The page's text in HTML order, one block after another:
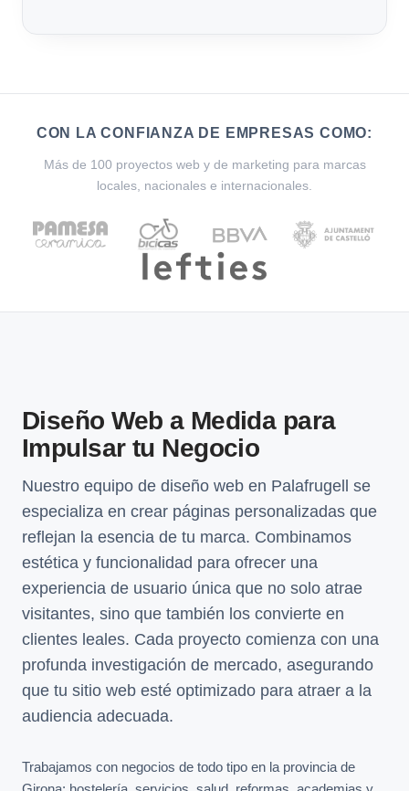
CON LA CONFIANZA DE EMPRESAS COMO:
Más de 100 proyectos web y de marketing para marcas
locales, nacionales e internacionales.
Diseño Web a Medida para
Impulsar tu Negocio
Nuestro equipo de diseño web en Palafrugell se
especializa en crear páginas personalizadas que
reflejan la esencia de tu marca. Combinamos
estética y funcionalidad para ofrecer una
experiencia de usuario única que no solo atrae
visitantes, sino que también los convierte en
clientes leales. Cada proyecto comienza con una
profunda investigación de mercado, asegurando
que tu sitio web esté optimizado para atraer a la
audiencia adecuada.
Trabajamos con negocios de todo tipo en la provincia de